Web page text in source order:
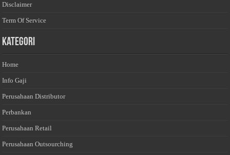
Disclaimer
Term Of Service
Kategori
Home
Info Gaji
Perusahaan Distributor
Perbankan
Perusahaan Retail
Perusahaan Outsourching